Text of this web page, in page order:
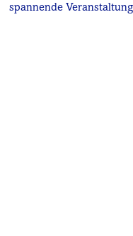
spannende